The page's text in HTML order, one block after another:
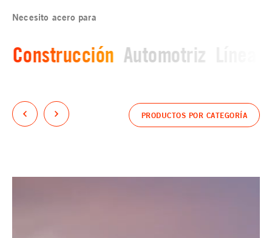
Necesito acero para
Construcción Automotriz
PRODUCTOS POR CATEGORÍA